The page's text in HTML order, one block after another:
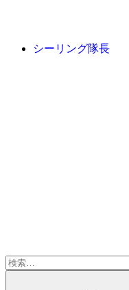
シーリング隊長